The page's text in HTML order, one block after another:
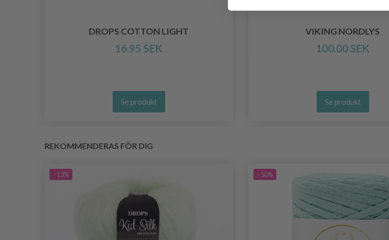
DROPS COTTON LIGHT
16.95 SEK
Se produkt
VIKING NORDLYS
100.00 SEK
Se produkt
REKOMMENDERAS FÖR DIG
- 13% - 50%